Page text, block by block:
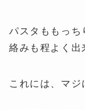
パスタももっち
絡みも程よく出
これには、マジ